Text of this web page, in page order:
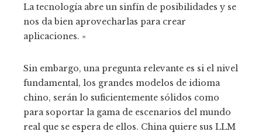
La tecnología abre un sinfín de posibilidades y se
nos da bien aprovecharlas para crear
aplicaciones. »
Sin embargo, una pregunta relevante es si el nivel
fundamental, los grandes modelos de idioma
chino, serán lo suficientemente sólidos como
para soportar la gama de escenarios del mundo
real que se espera de ellos. China quiere sus LLM